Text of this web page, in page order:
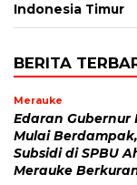
Indonesia Timur
BERITA
Merauke
Edaran Gubernur
Mulai
Subsidi di SPBU
Merauke